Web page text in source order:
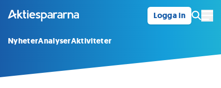
Logga in
NyheterAnalyserAktiviteter